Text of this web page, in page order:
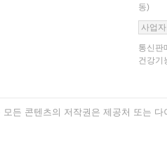
동)
사업
통신판
건강기
모든 콘텐츠의 저작권은 제공처 또는